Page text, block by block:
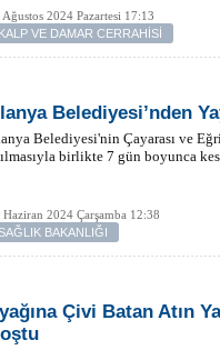
Ağustos 2024 Pazartesi 17:13
KALP VE DAMAR CERRAHİSİ
Belediyesi’nden
Belediyesi'nin Çayarası ve
birlikte 7 gün boyunca
Haziran 2024 Çarşamba 12:38
BAKANLIĞI
Çivi Batan Atın